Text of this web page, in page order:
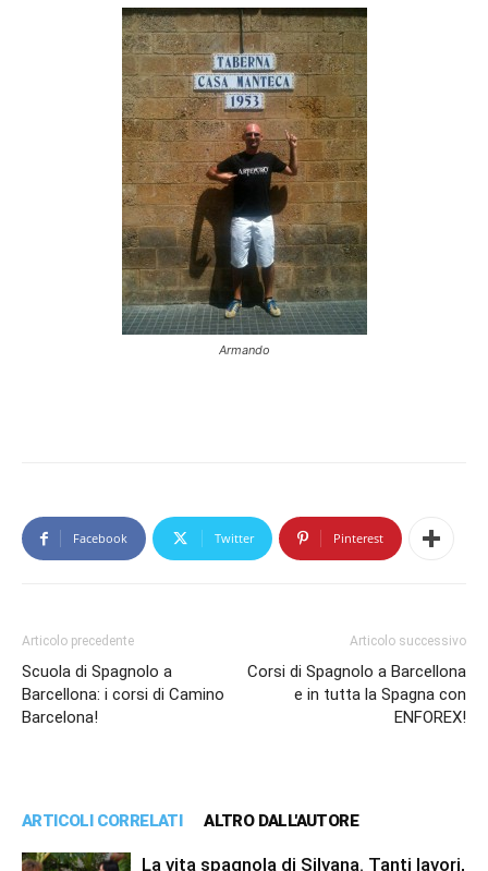
Armando
Facebook Twitter Pinterest
Articolo precedente
Scuola di Spagnolo a
Barcellona: i corsi di Camino
Barcelona!
Articolo successivo
Corsi di Spagnolo a Barcellona
e in tutta la Spagna con
ENFOREX!
ARTICOLI CORRELATI ALTRO DALL'AUTORE
La vita spagnola di Silvana. Tanti lavori,